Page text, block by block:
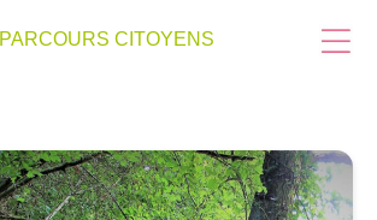
PARCOURS CITOYENS